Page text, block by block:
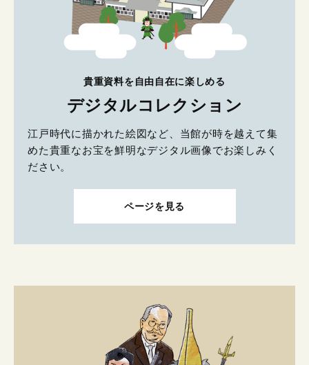
貴重資料を自由自在に楽しめる
デジタルコレクション
江戸時代に描かれた絵図など、当館が時を越えて集
めた貴重なお宝を鮮明なデジタル画像でお楽しみく
ださい。
ページを見る